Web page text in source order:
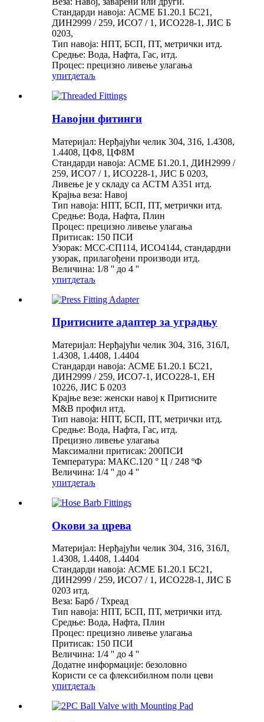
Стандарди навоја: АСМЕ Б1.20.1 БС21,
ДИН2999 / 259, ИСО7 / 1, ИСО228-1, ЈИС Б
0203,
Тип навоја: НПТ, БСП, ПТ, метрички итд.
Средње: Вода, Нафта, Гас, итд.
Процес: прецизно ливење улагања
упитдетаљ
Навојни фитинги
Материјал: Нерђајући челик 304, 316, 1.4308,
1.4408, ЦФ8, ЦФ8М
Стандарди навоја: АСМЕ Б1.20.1, ДИН2999 /
259, ИСО7 / 1, ИСО228-1, ЈИС Б 0203,
Ливење је у складу са АСТМ А351 итд.
Крајња веза: Навој
Тип навоја: НПТ, БСП, ПТ, метрички итд.
Средње: Вода, Нафта, Плин
Процес: прецизно ливење улагања
Притисак: 150 ПСИ
Узорак: МСС-СП114, ИСО4144, стандардни
узорак, прилагођени производи итд.
Величина: 1/8 '' до 4 ''
упитдетаљ
Притисните адаптер за уградњу
Материјал: Нерђајући челик 304, 316, 316Л,
1.4308, 1.4408, 1.4404
Стандарди навоја: АСМЕ Б1.20.1 БС21,
ДИН2999 / 259, ИСО7-1, ИСО228-1, ЕН
10226, ЈИС Б 0203
Крајње везе: женски навој к Притисните
М&В профил итд.
Тип навоја: НПТ, БСП, ПТ, метрички итд.
Средње: Вода, Нафта, Гас, итд.
Прецизно ливење улагања
Максимални притисак: 200ПСИ
Температура: МАКС.120 ° Ц / 248 ºФ
Величина: 1/4 '' до 4 ''
упитдетаљ
Окови за црева
Материјал: Нерђајући челик 304, 316, 316Л,
1.4308, 1.4408, 1.4404
Стандарди навоја: АСМЕ Б1.20.1 БС21,
ДИН2999 / 259, ИСО7 / 1, ИСО228-1, ЈИС Б
0203 итд.
Веза: Барб / Тхреад
Тип навоја: НПТ, БСП, ПТ, метрички итд.
Средње: Вода, Нафта, Плин
Процес: прецизно ливење улагања
Притисак: 150 ПСИ
Величина: 1/4 '' до 4 ''
Додатне информације: безоловно
Користи се са флексибилном поли цеви
упитдетаљ